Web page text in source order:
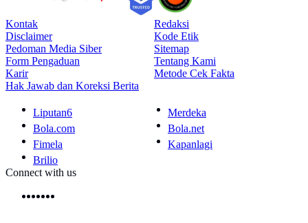
Kontak
Redaksi
Disclaimer
Kode Etik
Pedoman Media Siber
Sitemap
Form Pengaduan
Tentang Kami
Karir
Metode Cek Fakta
Hak Jawab dan Koreksi Berita
Liputan6
Merdeka
Bola.com
Bola.net
Fimela
Kapanlagi
Brilio
Connect with us